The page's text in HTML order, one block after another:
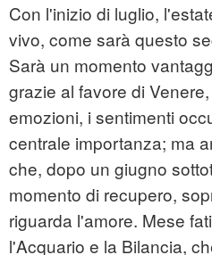
Con l'inizio di luglio,
vivo, come sarà questo
Sarà un momento
grazie al favore di
emozioni, i sentimenti
centrale importanza; ma
che, dopo un giugno
momento di recupero,
riguarda l'amore. Mese
l'Acquario e la Bilancia,